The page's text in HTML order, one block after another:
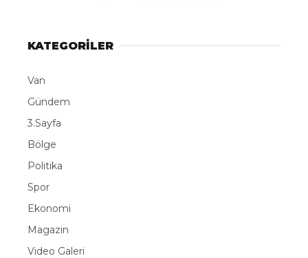
KATEGORİLER
Van
Gündem
3.Sayfa
Bölge
Politika
Spor
Ekonomi
Magazin
Video Galeri